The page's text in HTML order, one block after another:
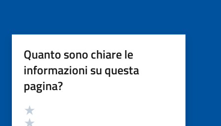
Quanto sono chiare le
informazioni su questa
pagina?
Valutazione